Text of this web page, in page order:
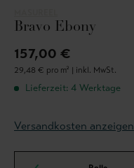
Bravo Ebony
157,00 €
29,48 € pro m² | inkl. MwSt.
Lieferzeit: 4 Werktage
Versandkosten anzeigen